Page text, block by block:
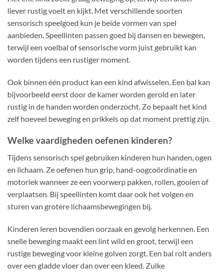
liever rustig voelt en kijkt. Met verschillende soorten
sensorisch speelgoed kun je beide vormen van spel
aanbieden. Speellinten passen goed bij dansen en bewegen,
terwijl een voelbal of sensorische vorm juist gebruikt kan
worden tijdens een rustiger moment.
Ook binnen één product kan een kind afwisselen. Een bal kan
bijvoorbeeld eerst door de kamer worden gerold en later
rustig in de handen worden onderzocht. Zo bepaalt het kind
zelf hoeveel beweging en prikkels op dat moment prettig zijn.
Welke vaardigheden oefenen kinderen?
Tijdens sensorisch spel gebruiken kinderen hun handen, ogen
en lichaam. Ze oefenen hun grip, hand-oogcoördinatie en
motoriek wanneer ze een voorwerp pakken, rollen, gooien of
verplaatsen. Bij speellinten komt daar ook het volgen en
sturen van grotere lichaamsbewegingen bij.
Kinderen leren bovendien oorzaak en gevolg herkennen. Een
snelle beweging maakt een lint wild en groot, terwijl een
rustige beweging voor kleine golven zorgt. Een bal rolt anders
over een gladde vloer dan over een kleed. Zulke